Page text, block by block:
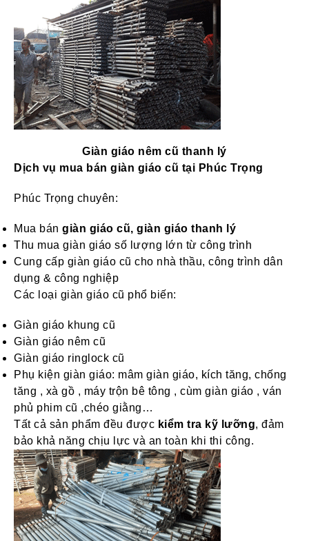
Giàn giáo nêm cũ thanh lý
Dịch vụ mua bán giàn giáo cũ tại Phúc Trọng
Phúc Trọng chuyên:
Mua bán giàn giáo cũ, giàn giáo thanh lý
Thu mua giàn giáo số lượng lớn từ công trình
Cung cấp giàn giáo cũ cho nhà thầu, công trình dân
dụng & công nghiệp
Các loại giàn giáo cũ phổ biến:
Giàn giáo khung cũ
Giàn giáo nêm cũ
Giàn giáo ringlock cũ
Phụ kiện giàn giáo: mâm giàn giáo, kích tăng, chống
tăng , xà gồ , máy trộn bê tông , cùm giàn giáo , ván
phủ phim cũ ,chéo giằng…
Tất cả sản phẩm đều được kiểm tra kỹ lưỡng, đảm
bảo khả năng chịu lực và an toàn khi thi công.